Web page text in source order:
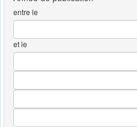
entre le
et le